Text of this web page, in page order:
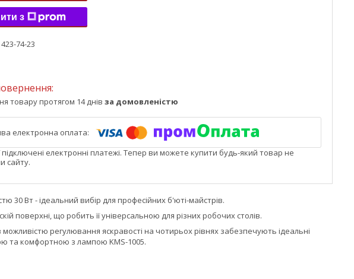
з
74-23
товару протягом 14 днів за домовленістю
підключені електронні платежі. Тепер ви можете купити будь-який товар не
сайту.
30 Вт - ідеальний вибір для професійних б'юті-майстрів.
поверхні, що робить її універсальною для різних робочих столів.
регулювання яскравості на чотирьох рівнях забезпечують ідеальні
та комфортною з лампою KMS-1005.